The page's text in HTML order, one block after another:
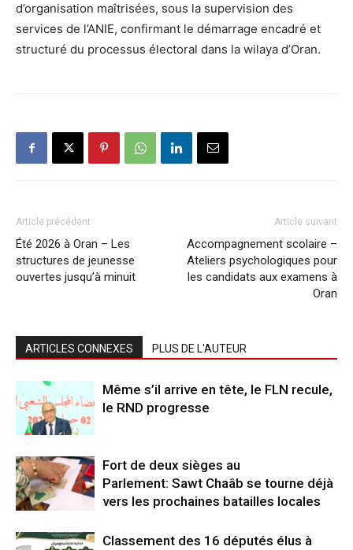
d’organisation maîtrisées, sous la supervision des
services de l’ANIE, confirmant le démarrage encadré et
structuré du processus électoral dans la wilaya d’Oran.
Article précédent
Été 2026 à Oran – Les
structures de jeunesse
ouvertes jusqu’à minuit
Article suivant
Accompagnement scolaire –
Ateliers psychologiques pour
les candidats aux examens à
Oran
ARTICLES CONNEXES PLUS DE L'AUTEUR
Même s’il arrive en tête, le FLN recule,
le RND progresse
Fort de deux sièges au
Parlement: Sawt Chaâb se tourne déjà
vers les prochaines batailles locales
Classement des 16 députés élus à